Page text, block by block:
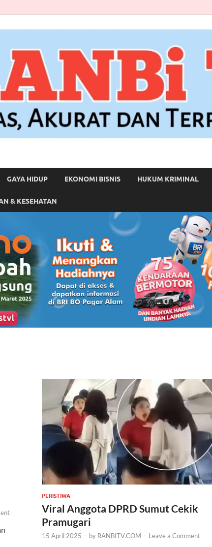
GAYA HIDUP EKONOMI BISNIS HUKUM KRIMINAL
& KESEHATAN
PERISTIWA
Viral Anggota DPRD Sumut Cekik
Pramugari
15 April 2025 - by RANBITV.COM - Leave a Comment